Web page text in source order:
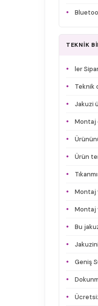
TEKNİK
ler
Teknik
Jakuzi
Montaj
Ürün
Montaj
Montaj
Bu
Geniş